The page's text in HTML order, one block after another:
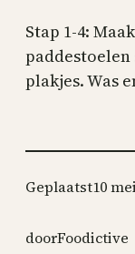
Stap 1-4:
paddestoelen
plakjes. Was
Geplaatst10
doorFoodictive